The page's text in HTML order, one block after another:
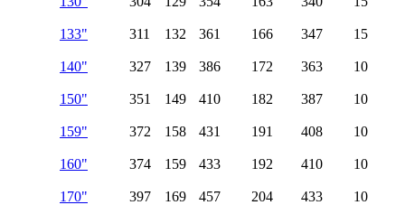
133" 311 132 361 166 347 15
140" 327 139 386 172 363 10
150" 351 149 410 182 387 10
159" 372 158 431 191 408 10
160" 374 159 433 192 410 10
170" 397 169 457 204 433 10